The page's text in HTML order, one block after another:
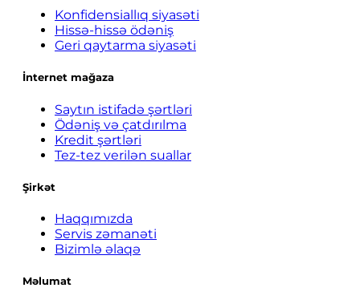
Konfidensiallıq siyasəti
Hissə-hissə ödəniş
Geri qaytarma siyasəti
İnternet mağaza
Saytın istifadə şərtləri
Ödəniş və çatdırılma
Kredit şərtləri
Tez-tez verilən suallar
Şirkət
Haqqımızda
Servis zəmanəti
Bizimlə əlaqə
Məlumat